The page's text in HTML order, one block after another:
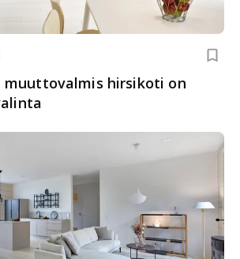
muuttovalmis hirsikoti on